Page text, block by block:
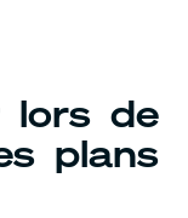
lors de
plans